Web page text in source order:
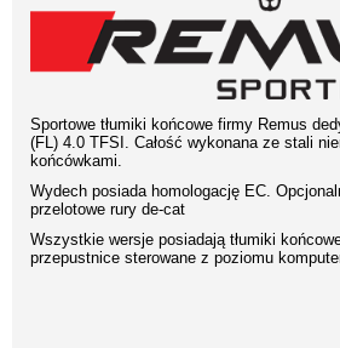
Sportowe tłumiki końcowe firmy Remus
(FL) 4.0 TFSI. Całość wykonana ze stali
końcówkami.
Wydech posiada homologację EC.
przelotowe rury de-cat
Wszystkie wersje posiadają tłumiki
przepustnice sterowane z poziomu